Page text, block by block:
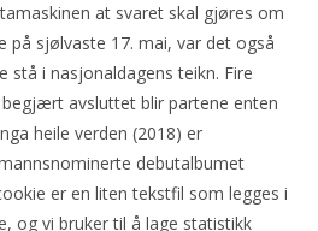
at svaret skal gjøres om
på sjølvaste 17. mai, var det også
i nasjonaldagens teikn. Fire
avsluttet blir partene enten
heile verden (2018) er
debutalbumet
er en liten tekstfil som legges i
og vi bruker til å lage statistikk